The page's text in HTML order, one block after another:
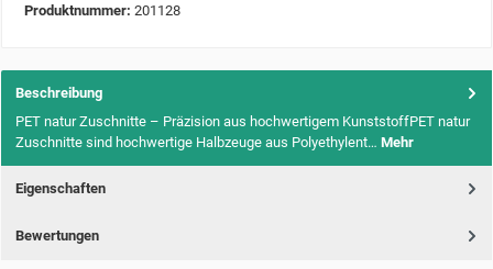
Produktnummer: 201128
Beschreibung
PET natur Zuschnitte – Präzision aus hochwertigem KunststoffPET natur
Zuschnitte sind hochwertige Halbzeuge aus Polyethylent… Mehr
Eigenschaften
Bewertungen